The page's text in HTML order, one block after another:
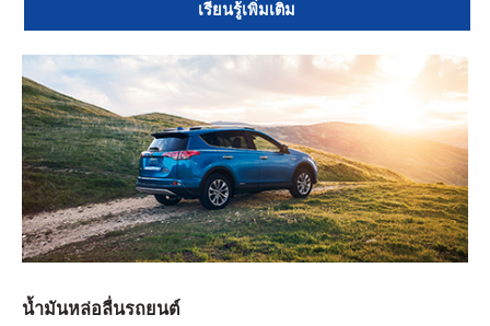
เรียนรู้เพิ่มเติม
น้ำมันหล่อลื่นรถยนต์